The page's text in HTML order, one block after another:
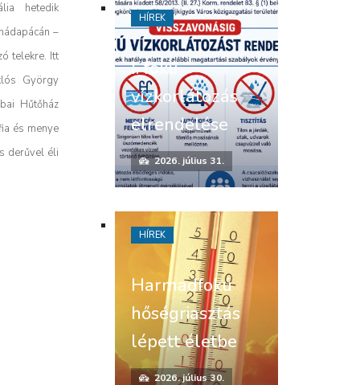
hetedik
–
telekre. Itt
György
Hűtőház
és menye
derűvel éli
I. fokú
vízkorlátozás
elrendelése
2026. július 31.
HÍREK
Harmadfokú
hőségriasztás
lépett életbe
2026. július 30.
HÍREK